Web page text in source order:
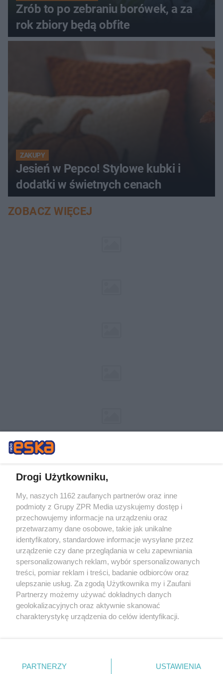
Zrób to po zebraniu borówek, a za
rok zbiory będą obfite
ZAKUPY
Jesień w Pepco! Stylowe kubki i
dodatki w świetnych cenach
ZOBACZ WIĘCEJ
Żaden utwór zamieszczony w serwisie nie może być powielany i
rozpowszechniany lub dalej rozpowszechniany w jakikolwiek sposób (w
tym także elektroniczny lub mechaniczny) na jakimkolwiek polu
eksploatacji w jakiejkolwiek formie, włącznie z umieszczaniem w
Internecie bez pisemnej zgody właściciela praw. Jakiekolwiek użycie lub
wykorzystanie utworów w całości lub w części z naruszeniem prawa,
tzn. bez właściwej zgody, jest zabronione pod groźbą kary i może być
ścigane prawnie.
Drogi Użytkowniku,
My, naszych 1162 zaufanych partnerów oraz inne
podmioty z Grupy ZPR Media uzyskujemy dostęp i
przechowujemy informacje na urządzeniu oraz
przetwarzamy dane osobowe, takie jak unikalne
identyfikatory, standardowe informacje wysyłane przez
urządzenie czy dane przeglądania w celu zapewniania
spersonalizowanych reklam, wybór spersonalizowanych
treści, pomiar reklam i treści, badanie odbiorców oraz
ulepszanie usług. Za zgodą Użytkownika my i Zaufani
Partnerzy możemy używać dokładnych danych
geolokalizacyjnych oraz aktywnie skanować
charakterystykę urządzenia do celów identyfikacji.
zmienić/wycofać klikając przycisk ustawień prywatności
PARTNERZY USTAWIENIA